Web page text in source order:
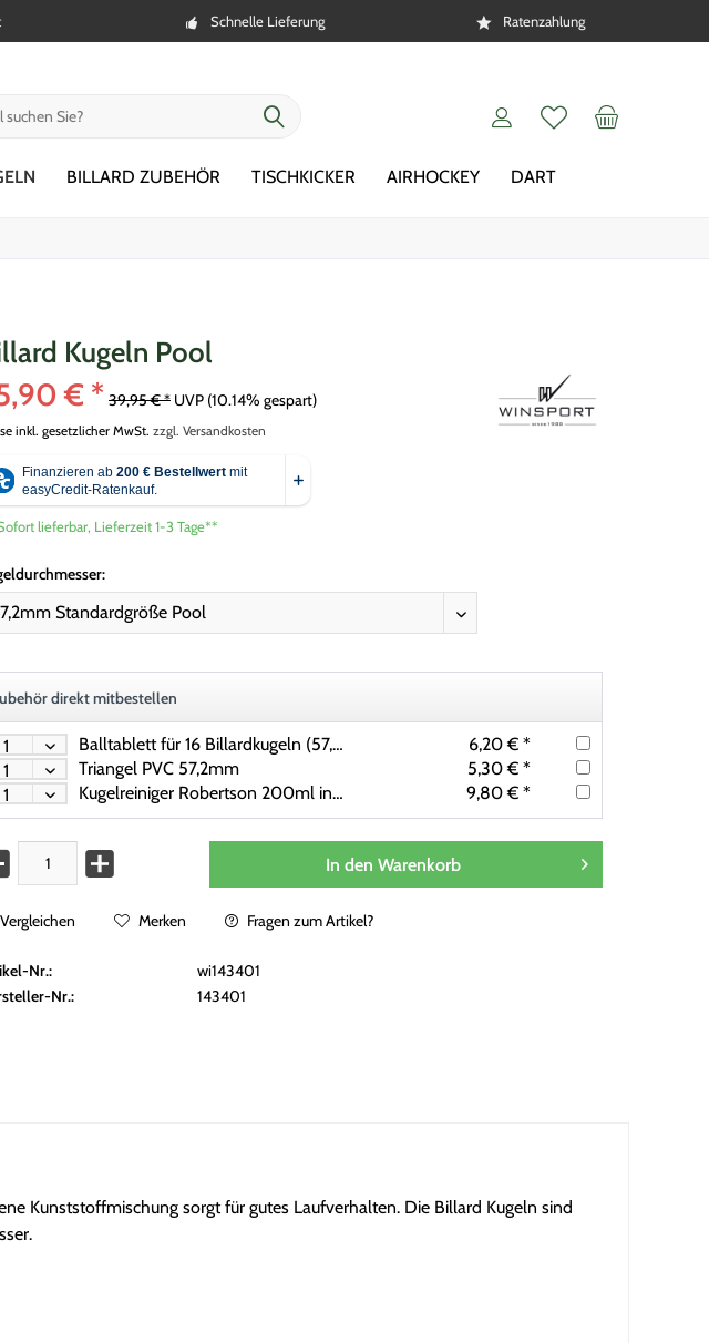
Schnelle Lieferung Ratenzahlung
BILLARD ZUBEHÖR TISCHKICKER AIRHOCKEY DART
Kugeln Pool
€ * 39,95 € * UVP (10.14% gespart)
inkl. gesetzlicher MwSt. zzgl. Versandkosten
lieferbar, Lieferzeit 1-3 Tage**
direkt mitbestellen
Balltablett für 16 Billardkugeln (57,2mm)
6,20 € *
Triangel PVC 57,2mm
5,30 € *
Kugelreiniger Robertson 200ml inkl. Mikrofasertuch
9,80 € *
In den Warenkorb
Vergleichen Merken Fragen zum Artikel?
Nr.:
wi143401
Nr.:
143401
Kunststoffmischung sorgt für gutes Laufverhalten. Die Billard Kugeln sind